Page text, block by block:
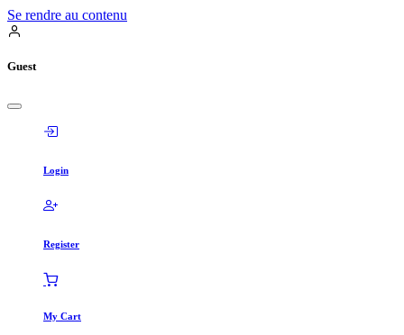
Se rendre au contenu
Guest
Login
Register
My Cart